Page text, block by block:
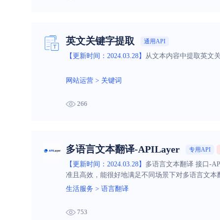
英文关键字提取 通用API
【更新时间：2024.03.28】 从文本内容中提取英文
网站运营 > 关键词
266
多语言文本翻译-APILayer 专用API
【更新时间：2024.03.28】 多语言文本翻译 接口-
准且高效，能很好地满足不同场景下对多语言文
生活服务 > 语言翻译
753